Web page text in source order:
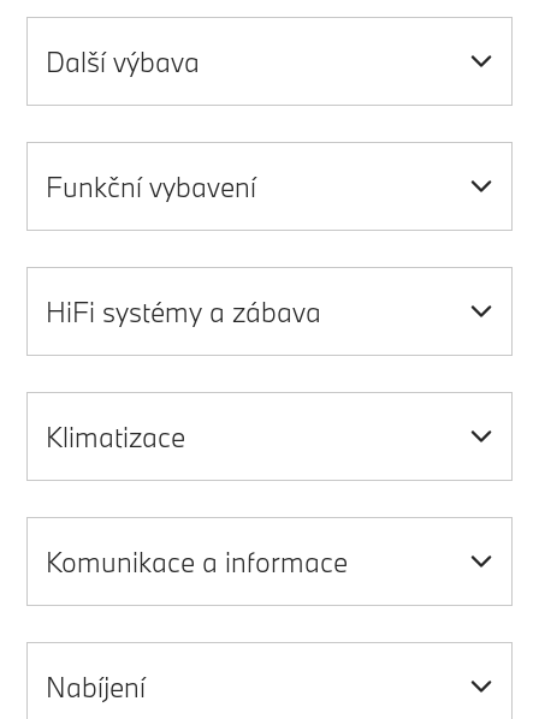
Další výbava
Funkční vybavení
HiFi systémy a zábava
Klimatizace
Komunikace a informace
Nabíjení